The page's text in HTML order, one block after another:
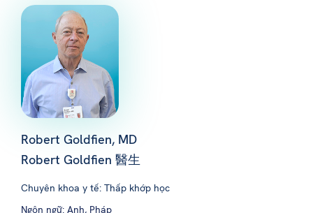
Robert Goldfien, MD
Robert Goldfien 醫生
Chuyên khoa y tế: Thấp khớp học
Ngôn ngữ: Anh, Pháp